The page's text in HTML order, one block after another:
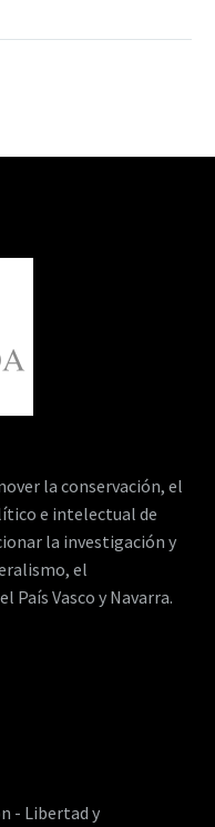
la conservación, el
e intelectual de
la investigación y
el
País Vasco y Navarra.
- Libertad y